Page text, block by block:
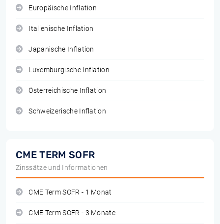
Europäische Inflation
Italienische Inflation
Japanische Inflation
Luxemburgische Inflation
Österreichische Inflation
Schweizerische Inflation
CME TERM SOFR
Zinssätze und Informationen
CME Term SOFR - 1 Monat
CME Term SOFR - 3 Monate